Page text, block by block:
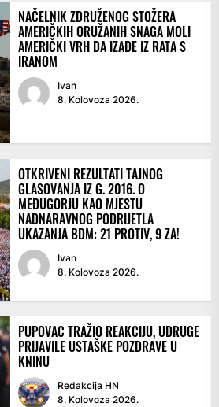
NAČELNIK ZDRUŽENOG STOŽERA
AMERIČKIH ORUŽANIH SNAGA MOLI
AMERIČKI VRH DA IZAĐE IZ RATA S
IRANOM
Ivan
8. Kolovoza 2026.
OTKRIVENI REZULTATI TAJNOG
GLASOVANJA IZ G. 2016. O
MEĐUGORJU KAO MJESTU
NADNARAVNOG PODRIJETLA
UKAZANJA BDM: 21 PROTIV, 9 ZA!
Ivan
8. Kolovoza 2026.
PUPOVAC TRAŽIO REAKCIJU, UDRUGE
PRIJAVILE USTAŠKE POZDRAVE U
KNINU
Redakcija HN
8. Kolovoza 2026.